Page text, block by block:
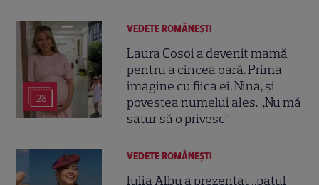
28
VEDETE ROMÂNEŞTI
Laura Cosoi a devenit mamă
pentru a cincea oară. Prima
imagine cu fiica ei, Nina, și
povestea numelui ales. „Nu mă
satur să o privesc”
VEDETE ROMÂNEŞTI
Iulia Albu a prezentat „patul